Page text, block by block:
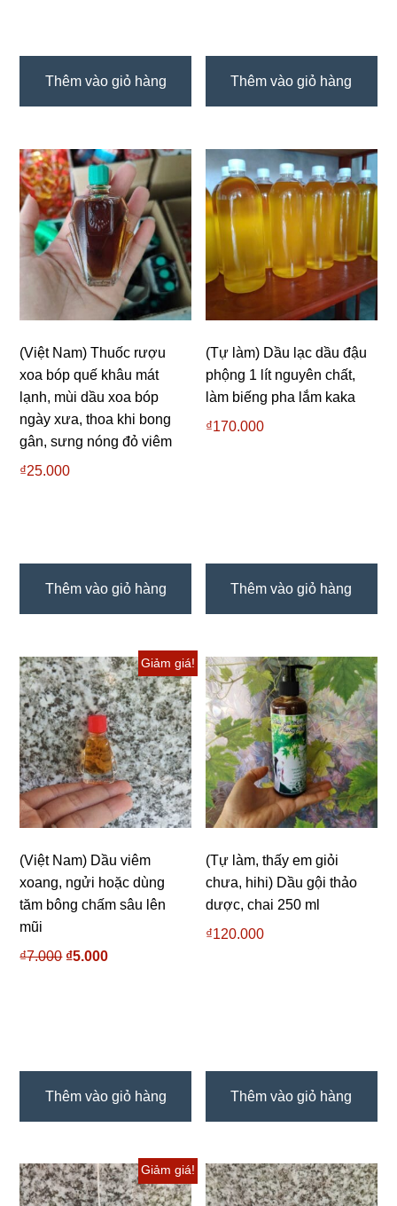
Thêm vào giỏ hàng Thêm vào giỏ hàng
(Việt Nam) Thuốc rượu
xoa bóp quế khâu mát
lạnh, mùi dầu xoa bóp
ngày xưa, thoa khi bong
gân, sưng nóng đỏ viêm
₫25.000
Thêm vào giỏ hàng
(Tự làm) Dầu lạc dầu đậu
phộng 1 lít nguyên chất,
làm biếng pha lắm kaka
₫170.000
Thêm vào giỏ hàng
Giảm giá!
(Việt Nam) Dầu viêm
xoang, ngửi hoặc dùng
tăm bông chấm sâu lên
mũi
₫7.000 Giá
₫5.000
Thêm vào giỏ hàng
(Tự làm, thấy em giỏi
chưa, hihi) Dầu gội thảo
dược, chai 250 ml
₫120.000
Thêm vào giỏ hàng
Giảm giá!